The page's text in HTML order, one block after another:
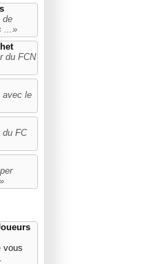
de
...»
du FCN
avec le
du FC
vous